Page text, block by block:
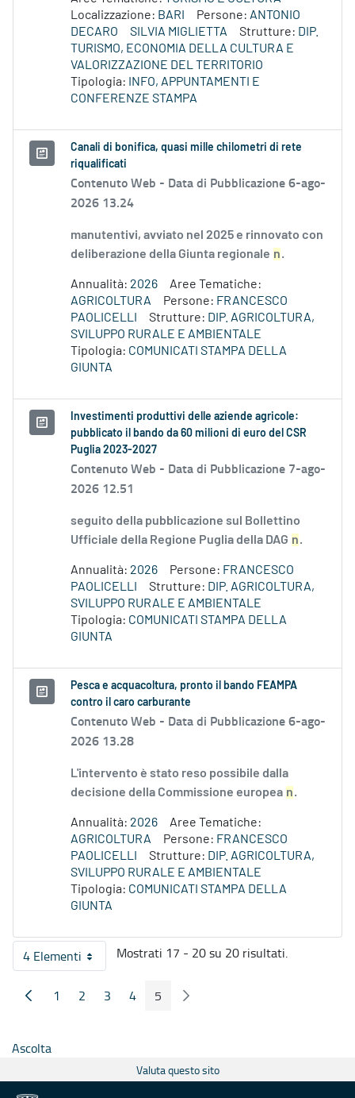
Localizzazione: BARI Persone: ANTONIO
DECARO
SILVIA MIGLIETTA Strutture: DIP.
TURISMO, ECONOMIA DELLA CULTURA E
VALORIZZAZIONE DEL TERRITORIO
Tipologia:
INFO, APPUNTAMENTI E
CONFERENZE STAMPA
Canali di bonifica, quasi mille chilometri di rete
riqualificati
Contenuto Web - Data di Pubblicazione 6-ago-
2026 13.24
manutentivi, avviato nel 2025 e rinnovato con
deliberazione della Giunta regionale n.
Annualità: 2026
Aree Tematiche:
AGRICOLTURA
Persone: FRANCESCO
PAOLICELLI
Strutture: DIP. AGRICOLTURA,
SVILUPPO RURALE E AMBIENTALE
Tipologia: COMUNICATI STAMPA DELLA
GIUNTA
Investimenti produttivi delle aziende agricole:
pubblicato il bando da 60 milioni di euro del CSR
Puglia 2023-2027
Contenuto Web - Data di Pubblicazione 7-ago-
2026 12.51
seguito della pubblicazione sul Bollettino
Ufficiale della Regione Puglia della DAG n.
Annualità: 2026 Persone: FRANCESCO
PAOLICELLI
Strutture: DIP. AGRICOLTURA,
SVILUPPO RURALE E AMBIENTALE
Tipologia: COMUNICATI STAMPA DELLA
GIUNTA
Pesca e acquacoltura, pronto il bando FEAMPA
contro il caro carburante
Contenuto Web - Data di Pubblicazione 6-ago-
2026 13.28
L'intervento è stato reso possibile dalla
decisione della Commissione europea n.
Annualità: 2026
Aree Tematiche:
AGRICOLTURA
Persone: FRANCESCO
PAOLICELLI
Strutture: DIP. AGRICOLTURA,
SVILUPPO RURALE E AMBIENTALE
Tipologia: COMUNICATI STAMPA DELLA
GIUNTA
4 ElementiPer pagina
Mostrati 17 - 20 su 20 risultati.
Pagina Precedente
Pagina
1 Pagina
2 Pagina
3 Pagina
4 Pagina
5 Pagina Seguente
Ascolta
Valuta questo sito